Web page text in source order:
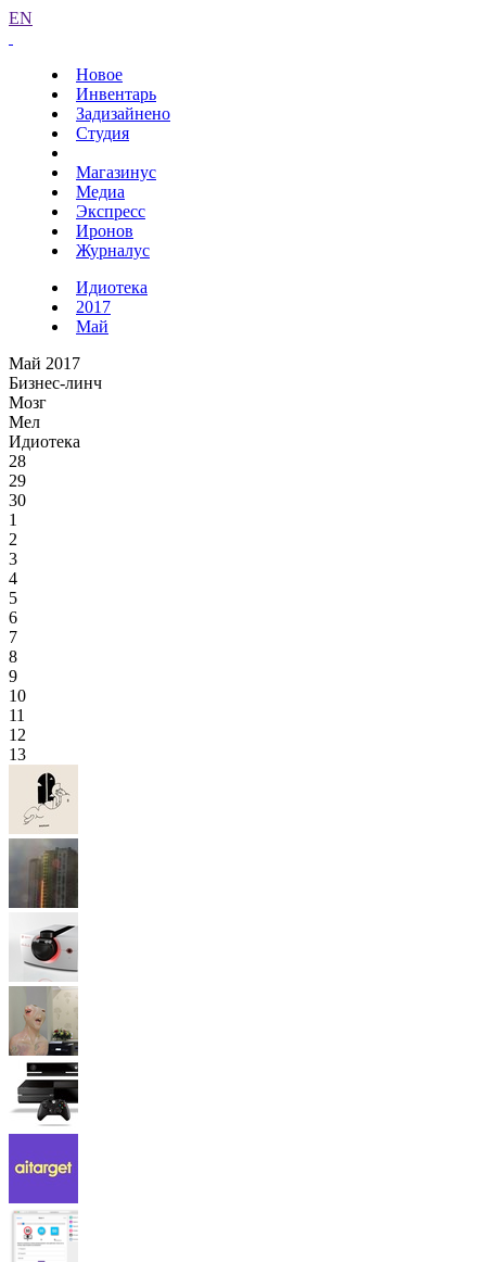
EN
Новое
Инвентарь
Задизайнено
Студия
Магазинус
Медиа
Экспресс
Иронов
Журналус
Идиотека
2017
Май
Май 2017
Бизнес-линч
Мозг
Мел
Идиотека
28
29
30
1
2
3
4
5
6
7
8
9
10
11
12
13